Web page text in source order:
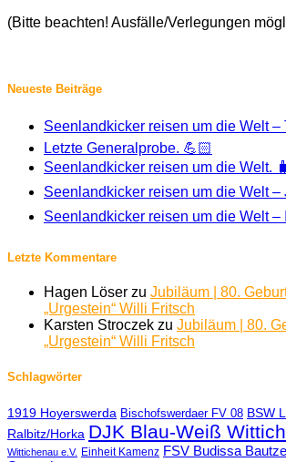
(Bitte beachten! Ausfälle/Verlegungen
Neueste Beiträge
Seenlandkicker reisen um die Welt
Letzte Generalprobe. 💪🏻
Seenlandkicker reisen um die Welt.
Seenlandkicker reisen um die Welt
Seenlandkicker reisen um die Welt
Letzte Kommentare
Hagen Löser zu Jubiläum | 80.
„Urgestein“ Willi Fritsch
Karsten Stroczek zu Jubiläum | 80.
„Urgestein“ Willi Fritsch
Schlagwörter
1919 Hoyerswerda Bischofswerdaer FV 08 BSW
Ralbitz/Horka DJK Blau-Weiß
Wittichenau e.V. Einheit Kamenz FSV Budissa